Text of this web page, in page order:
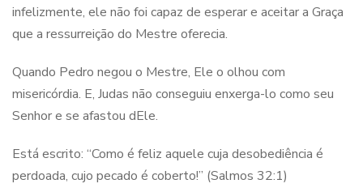
infelizmente, ele não foi capaz de esperar e aceitar a Graça
que a ressurreição do Mestre oferecia.
Quando Pedro negou o Mestre, Ele o olhou com
misericórdia. E, Judas não conseguiu enxerga-lo como seu
Senhor e se afastou dEle.
Está escrito: “Como é feliz aquele cuja desobediência é
perdoada, cujo pecado é coberto!” (Salmos 32:1)